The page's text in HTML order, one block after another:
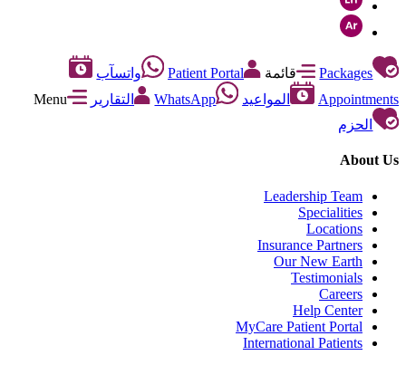
Packages قائمة Patient Portal
واتسآب
Appointments
المواعيد WhatsApp التقارير
Menu
الحزم
About Us
Leadership Team
Specialities
Locations
Insurance Partners
Our New Earth
Testimonials
Careers
Help Center
MyCare Patient Portal
International Patients